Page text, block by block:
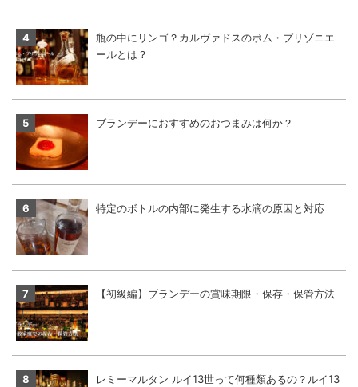
瓶の中にリンゴ？カルヴァドスのポム・プリゾニエ
ールとは？
ブランデーにおすすめのおつまみは何か？
特定のボトルの内部に発生する水滴の原因と対応
【初級編】ブランデーの賞味期限・保存・保管方法
レミーマルタン ルイ13世って何種類あるの？ルイ13